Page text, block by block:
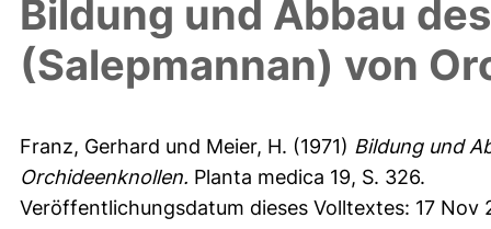
Bildung und Abbau
(Salepmannan) von
Franz, Gerhard und Meier, H. (1971) Bildung und
Orchideenknollen. Planta medica 19, S. 326.
Veröffentlichungsdatum dieses Volltextes: 17 Nov